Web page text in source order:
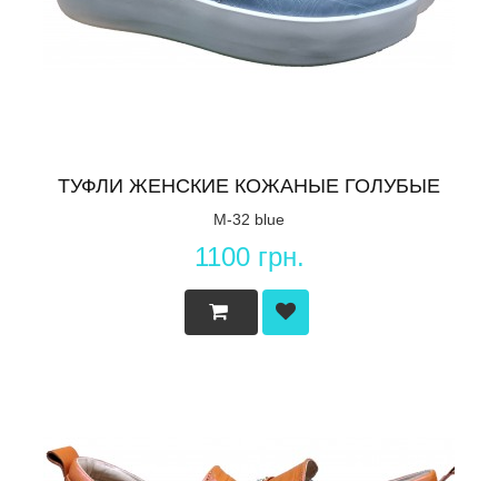
ТУФЛИ ЖЕНСКИЕ КОЖАНЫЕ ГОЛУБЫЕ
M-32 blue
1100 грн.